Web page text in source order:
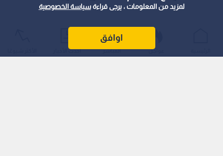
لمزيد من المعلومات ، يرجى قراءةسياسة الخصوصية
اوافق
عواجل المباشر أحدث الأخبار